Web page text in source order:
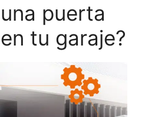
puerta
tu garaje?